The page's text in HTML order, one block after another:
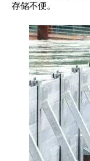
存储不便。